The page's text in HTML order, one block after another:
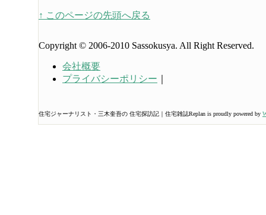
↑ このページの先頭へ戻る
Copyright © 2006-2010 Sassokusya. All Right Reserved.
会社概要
プライバシーポリシー
住宅ジャーナリスト・三木奎吾の 住宅探訪記｜住宅雑誌Replan is proudly powered by